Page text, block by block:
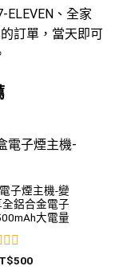
ELEVEN、全家
訂單，當天即可
子煙主機-變
鋁合金電子
大電量
500